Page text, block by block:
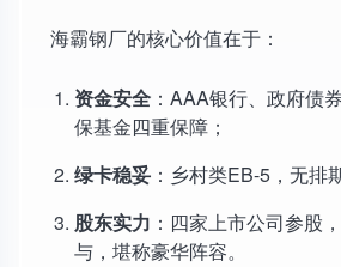
海霸钢厂的核心价值在于：
资金安全 ：AAA银行、政府债
保基金四重保障；
绿卡稳妥 ：乡村类EB-5，无排
股东实力 ：四家上市公司参股
与，堪称豪华阵容。